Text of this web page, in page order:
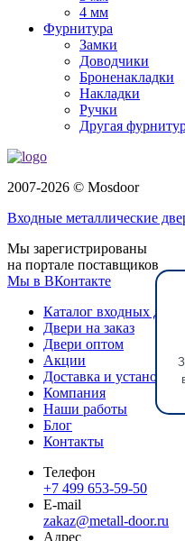
4 мм
Фурнитура
Замки
Доводчики
Броненакладки
Накладки
Ручки
Другая
2007-2026 © Mosdoor
Входные металлические
Мы зарегистрированы
на портале поставщиков
Мы в ВКонтакте
Каталог входных
Двери на заказ
Двери оптом
Акции
Доставка и установка
Компания
Наши работы
Блог
Контакты
Телефон
+7 499 653-59-50
E-mail
zakaz@metall-door.ru
Адрес